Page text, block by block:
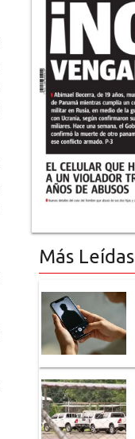
Más Leídas